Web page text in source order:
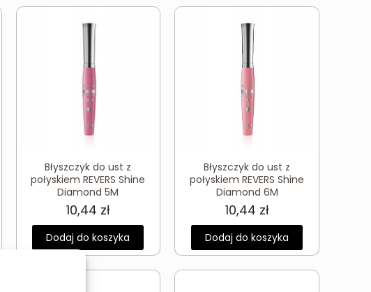
Błyszczyk do ust z
połyskiem REVERS Shine
Diamond 5M
10,44 zł
Dodaj do koszyka
Błyszczyk do ust z
połyskiem REVERS Shine
Diamond 6M
10,44 zł
Dodaj do koszyka